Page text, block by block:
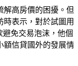
解高房價的困擾。但
時表示，對於試圖用
免交易泡沫，他個
額信貸國外的發展情